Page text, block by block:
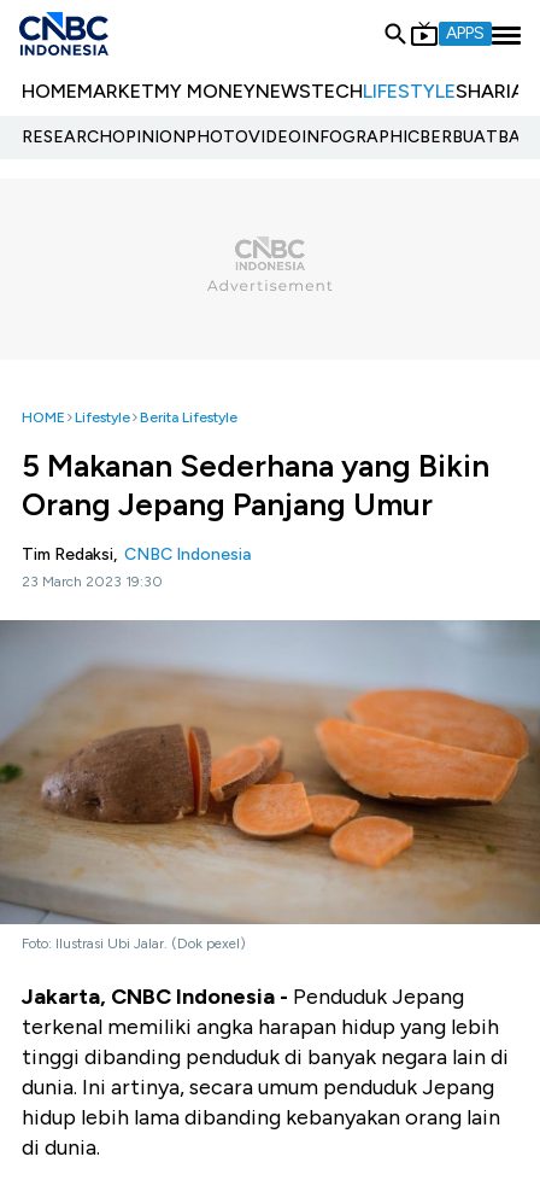
APPS
HOMEMARKETMY MONEYNEWSTECHLIFESTYLESHARIA
RESEARCHOPINIONPHOTOVIDEOINFOGRAPHIC
HOME Lifestyle Berita Lifestyle
5 Makanan Sederhana yang Bikin
Orang Jepang Panjang Umur
Tim Redaksi, CNBC Indonesia
23 March 2023 19:30
Foto: Ilustrasi Ubi Jalar. (Dok pexel)
Jakarta, CNBC Indonesia - Penduduk Jepang
terkenal memiliki angka harapan hidup yang lebih
tinggi dibanding penduduk di banyak negara lain di
dunia. Ini artinya, secara umum penduduk Jepang
hidup lebih lama dibanding kebanyakan orang lain
di dunia.